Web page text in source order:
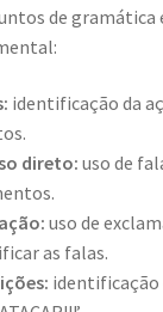
de gramática
identificação da
direto: uso de
uso de
as falas.
identificação